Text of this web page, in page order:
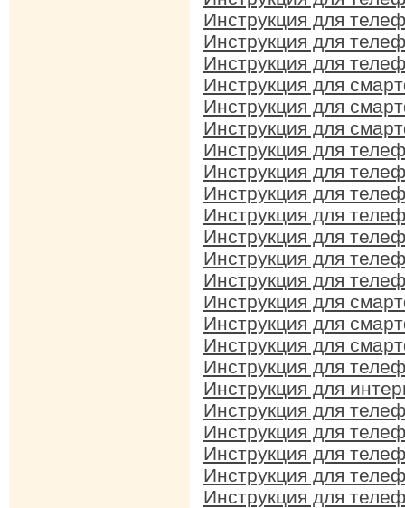
Инструкция для
Инструкция для
Инструкция для
Инструкция для
Инструкция для
Инструкция для
Инструкция для
Инструкция для
Инструкция для
Инструкция для
Инструкция для
Инструкция для
Инструкция для
Инструкция для
Инструкция для
Инструкция для
Инструкция для
Инструкция для
Инструкция для
Инструкция для
Инструкция для
Инструкция для
Инструкция для